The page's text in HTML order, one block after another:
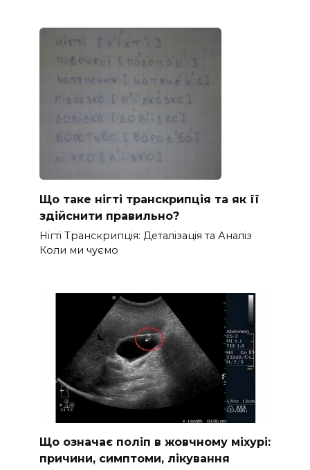
Що таке нігті транскрипція та як її
здійснити правильно?
Нігті Транскрипція: Деталізація та Аналіз
Коли ми чуємо
Що означає поліп в жовчному міхурі:
причини, симптоми, лікування